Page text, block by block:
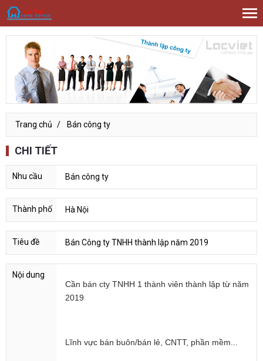
Trang chủ Bán công ty
CHI TIẾT
Bán công ty
Hà Nội
Bán Công ty TNHH thành lập năm 2019
Cần bán cty TNHH 1 thành viên thành lập từ năm
2019
Lĩnh vực bán buôn/bán lẻ, CNTT, phần mềm...